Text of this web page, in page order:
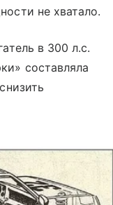
не хватало.
в 300 л.с.
составляла